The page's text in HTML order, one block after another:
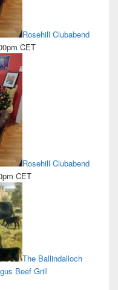
Rosehill Clubabend
CET
Rosehill Clubabend
CET
The Ballindalloch
Beef Grill